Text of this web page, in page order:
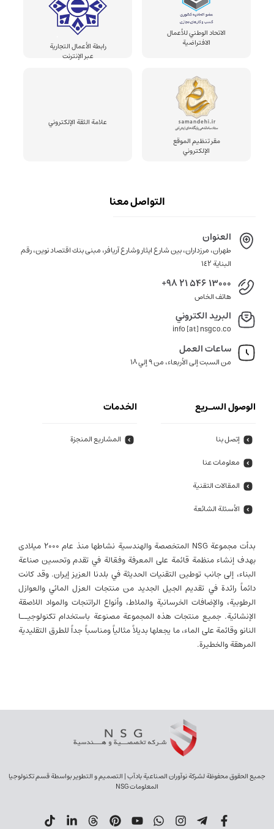
الاتحاد الوطني للأعمال
الافتراضية
رابطة الأعمال التجارية
عبر الإنترنت
مقر تنظيم الموقع
الإلكتروني
علامة الثقة الإلكتروني
التواصل معنا
العنوان
طهران، مرزداران، بين شارع ايثار وشارع آريافر، مبنى بنك اقتصاد نوين، رقم
البناية ١٤٢
+98 21 546 13000
هاتف الخاص
البريد الكتروني
info [at] nsgco.co
ساعات العمل
من السبت إلى الأربعاء، من 9 إلي 18
الوصول السـريع
إتصل بنا
معلومات عنا
المقالات التقنية
الأسئلة الشائعة
الخدمات
المشاريع المنجزة
بدأت مجموعة NSG المتخصصة والهندسية نشاطها منذ عام 2000 میلادی
بهدف إنشاء منظمة قائمة على المعرفة وفعّالة في تقدم وتحسين صناعة
البناء، إلى جانب توطين التقنيات الحديثة في بلدنا العزيز إيران. وقد كانت
دائماً رائدة في تقديم الجيل الجديد من منتجات العزل المائي والعوازل
الرطوبية، والإضافات الخرسانية والملاط، وأنواع الراتنجات والمواد اللاصقة
الإنشائية. جميع منتجات هذه المجموعة مصنوعة باستخدام تكنولوجيــا
النانو وقائمة على الماء، ما يجعلها بديلاً مثالياً ومناسباً جداً للطرق التقليدية
المرهقة والخطيرة.
جميع الحقوق محفوظة لشركة نوآوران الصناعية بادآب | التصميم و التطوير بواسطة قسم تكنولوجيا
المعلومات NSG